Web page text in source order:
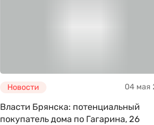
Новости 04 мая
Власти Брянска: потенциальный
покупатель дома по Гагарина, 26